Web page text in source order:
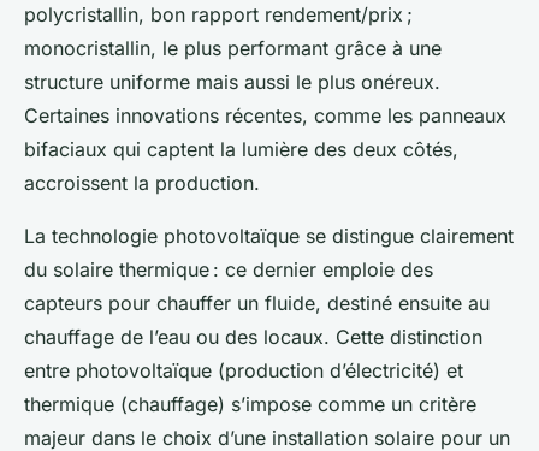
polycristallin, bon rapport rendement/prix ;
monocristallin, le plus performant grâce à une
structure uniforme mais aussi le plus onéreux.
Certaines innovations récentes, comme les panneaux
bifaciaux qui captent la lumière des deux côtés,
accroissent la production.
La technologie photovoltaïque se distingue clairement
du solaire thermique : ce dernier emploie des
capteurs pour chauffer un fluide, destiné ensuite au
chauffage de l’eau ou des locaux. Cette distinction
entre photovoltaïque (production d’électricité) et
thermique (chauffage) s’impose comme un critère
majeur dans le choix d’une installation solaire pour un